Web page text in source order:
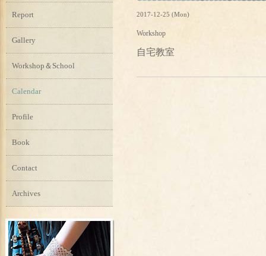
2017-12-25 (Mon)
Workshop
自宅教室
Report
Gallery
Workshop＆School
Calendar
Profile
Book
Contact
Archives